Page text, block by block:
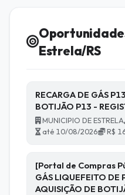
Estrela/RS
RECARGA DE GÁS
BOTIJÃO P13 -
MUNICIPIO DE ESTRELA
até 10/08/2026
R$
[Portal de Compras
GÁS LIQUEFEITO DE
AQUISIÇÃO DE